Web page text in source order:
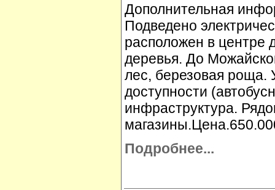
Дополнительная
Подведено
расположен в центре
деревья. До
лес, березовая роща.
доступности
инфраструктура.
Подробнее...